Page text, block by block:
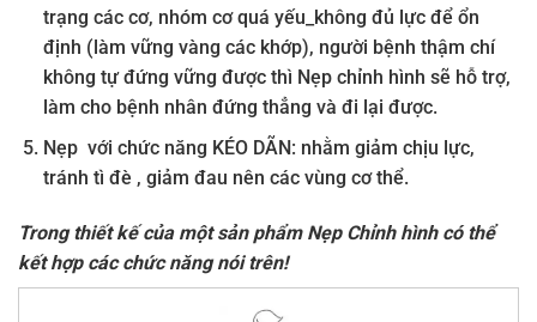
trạng các cơ, nhóm cơ quá yếu_không đủ lực để ổn
định (làm vững vàng các khớp), người bệnh thậm chí
không tự đứng vững được thì Nẹp chỉnh hình sẽ hỗ trợ,
làm cho bệnh nhân đứng thẳng và đi lại được.
Nẹp với chức năng KÉO DÃN: nhằm giảm chịu lực,
tránh tì đè , giảm đau nên các vùng cơ thể.
Trong thiết kế của một sản phẩm Nẹp Chỉnh hình có thể
kết hợp các chức năng nói trên!